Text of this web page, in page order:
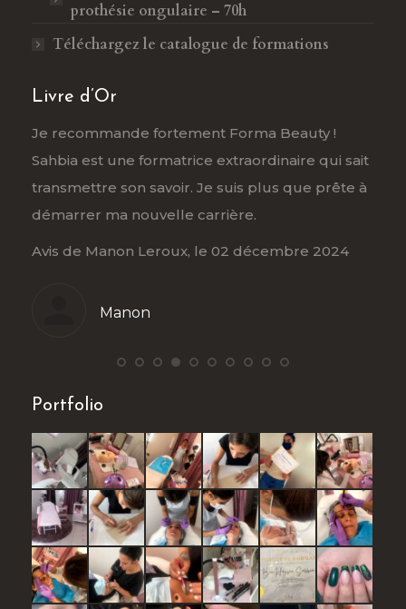
prothésie ongulaire – 70h
Téléchargez le catalogue de formations
Livre d’Or
Je recommande fortement Forma Beauty !
Sahbia est une formatrice extraordinaire qui sait
transmettre son savoir. Je suis plus que prête à
démarrer ma nouvelle carrière.
Avis de Manon Leroux, le 02 décembre 2024
Manon
Portfolio